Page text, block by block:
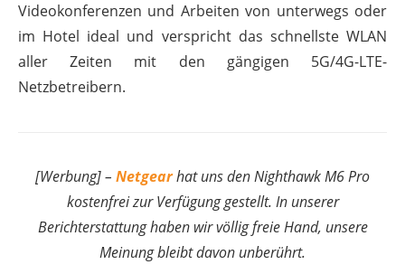
Videokonferenzen und Arbeiten von unterwegs oder
im Hotel ideal und verspricht das schnellste WLAN
aller Zeiten mit den gängigen 5G/4G-LTE-
Netzbetreibern.
[Werbung] – Netgearhat uns den Nighthawk M6 Pro
kostenfrei zur Verfügung gestellt. In unserer
Berichterstattung haben wir völlig freie Hand, unsere
Meinung bleibt davon unberührt.